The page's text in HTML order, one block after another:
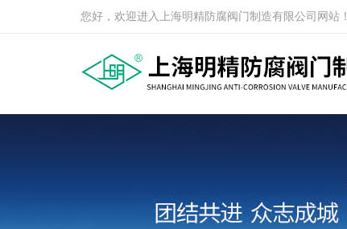
您好，欢迎进入上海明精防腐阀门制造有限公司网站！